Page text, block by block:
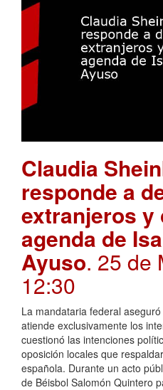
Claudia
responde a
extranjeros y
agenda de
Ayuso. 25 de
12:30
La mandataria federal
atiende exclusivamente los
cuestionó las intenciones
oposición locales que
española. Durante un acto
de Béisbol Salomón Quintero